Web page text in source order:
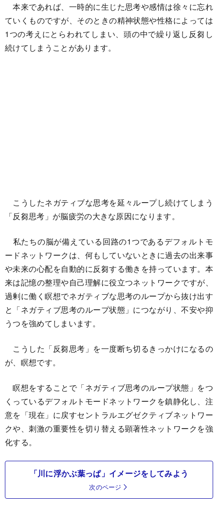
本来であれば、一時的に生じた思考や感情は徐々に忘れ
ていくものですが、そのときの精神状態や性格によっては
1つの考えにとらわれてしまい、頭の中で繰り返し反芻し
続けてしまうことがあります。
こうしたネガティブな思考を延々ループし続けてしまう
「反芻思考」が脳疲労の大きな原因になります。
私たちの脳が備えている回路の1つであるデフォルトモ
ードネットワークは、何もしていないときに過去の出来事
や未来の心配を自動的に反芻する働きを持っています。本
来は記憶の整理や自己理解に役立つネットワークですが、
過剰に働く瞑想でネガティブな思考のループから抜け出す
と「ネガティブ思考のループ状態」につながり、不安や抑
うつを強めてしまいます。
こうした「反芻思考」を一度断ち切るきっかけになるの
が、瞑想です。
瞑想をすることで「ネガティブ思考のループ状態」をつ
くっているデフォルトモードネットワークを鎮静化し、注
意を「現在」に戻すセントラルエグゼクティブネットワー
クや、刺激の重要性を切り替える顕著性ネットワークを強
化する。
「川に浮かぶ葉っぱ」イメージをしてみよう
次のページ